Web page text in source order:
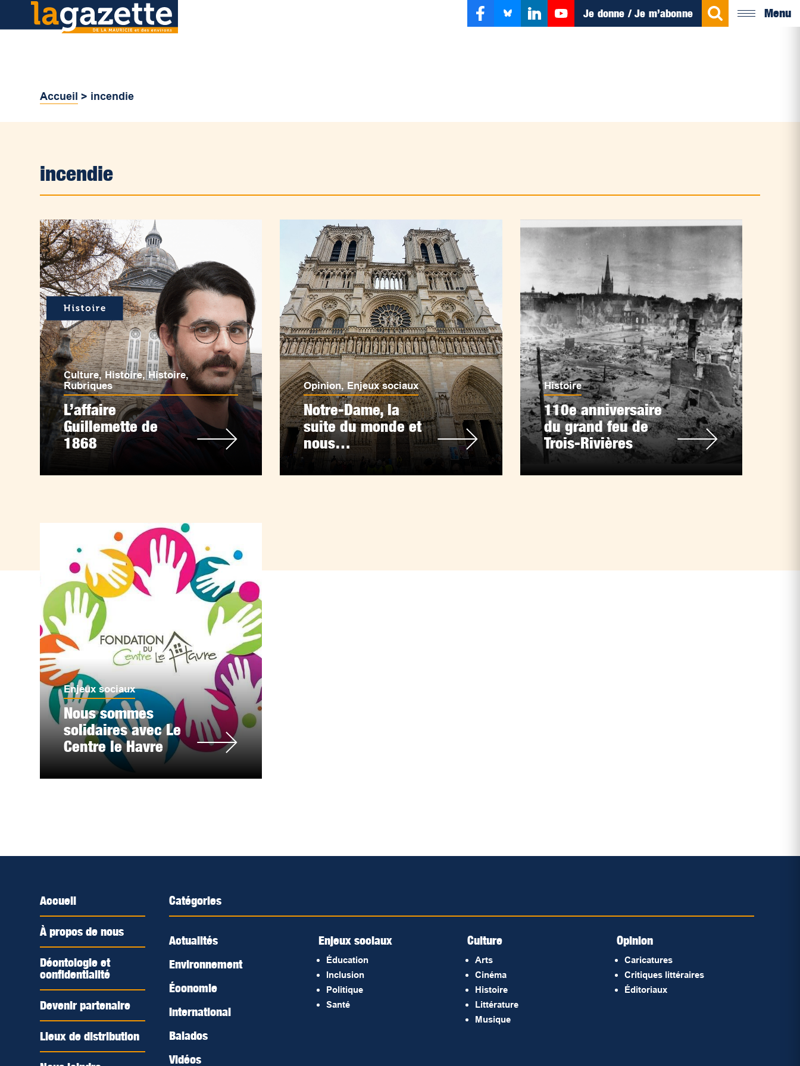
Je donne / Je m’abonne Menu
Accueil > incendie
incendie
Culture,Histoire,Histoire,
Rubriques
L’affaire
Guillemette de
1868
Opinion,Enjeux sociaux
Notre-Dame, la
suite du monde et
nous…
Histoire
110e anniversaire
du grand feu de
Trois-Rivières
Enjeux sociaux
Nous sommes
solidaires avec Le
Centre le Havre
Accueil
À propos de nous
Déontologie et
confidentialité
Devenir partenaire
Lieux de distribution
Catégories
Actualités
Environnement
Économie
International
Balados
Vidéos
Enjeux sociaux
Éducation
Inclusion
Politique
Santé
Culture
Arts
Cinéma
Histoire
Littérature
Musique
Opinion
Caricatures
Critiques littéraires
Éditoriaux